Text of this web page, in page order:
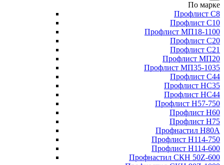
По марке
Профлист С8
Профлист С10
Профлист МП18-1100
Профлист С20
Профлист С21
Профлист МП20
Профлист МП35-1035
Профлист С44
Профлист НС35
Профлист НС44
Профлист Н57-750
Профлист Н60
Профлист Н75
Профнастил Н80А
Профлист Н114-750
Профлист Н114-600
Профнастил СКН 50Z-600